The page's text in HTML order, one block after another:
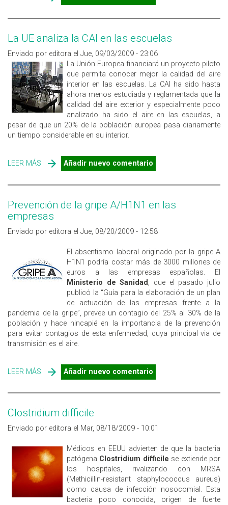
La UE analiza la CAI en las escuelas
Enviado por editora el Jue, 09/03/2009 - 23:06
La Unión Europea financiará un proyecto piloto
que permita conocer mejor la calidad del aire
interior en las escuelas. La CAI ha sido hasta
ahora menos estudiada y reglamentada que la
calidad del aire exterior y especialmente poco
analizado ha sido el aire en las escuelas, a
pesar de que un 20% de la población europea pasa diariamente
un tiempo considerable en su interior.
LEER MÁS SOBRE LA UE ANALIZA LA CAI EN LAS ESCUELAS
Añadir nuevo comentario
Prevención de la gripe A/H1N1 en las
empresas
Enviado por editora el Jue, 08/20/2009 - 12:58
El absentismo laboral originado por la gripe A
H1N1 podría costar más de 3000 millones de
euros a las empresas españolas. El
Ministerio de Sanidad , que el pasado julio
publicó la “Guía para la elaboración de un plan
de actuación de las empresas frente a la
pandemia de la gripe”, prevee un contagio del 25% al 30% de la
población y hace hincapié en la importancia de la prevención
para evitar contagios de esta enfermedad, cuya principal via de
transmisión es el aire.
LEER MÁS SOBRE PREVENCIÓN DE LA GRIPE A/H1N1 EN LAS
EMPRESAS
Añadir nuevo comentario
Clostridium difficile
Enviado por editora el Mar, 08/18/2009 - 10:01
Médicos en EEUU advierten de que la bacteria
patógena Clostridium difficile se extiende por
los hospitales, rivalizando con MRSA
(Methicillin-resistant staphylococcus aureus)
como causa de infección nosocomial. Esta
bacteria poco conocida, origen de fuerte